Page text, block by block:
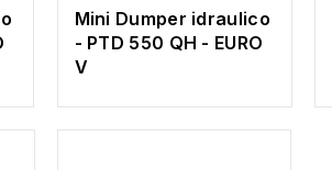
Mini Dumper idraulico
- PTD 550 QH - EURO
V